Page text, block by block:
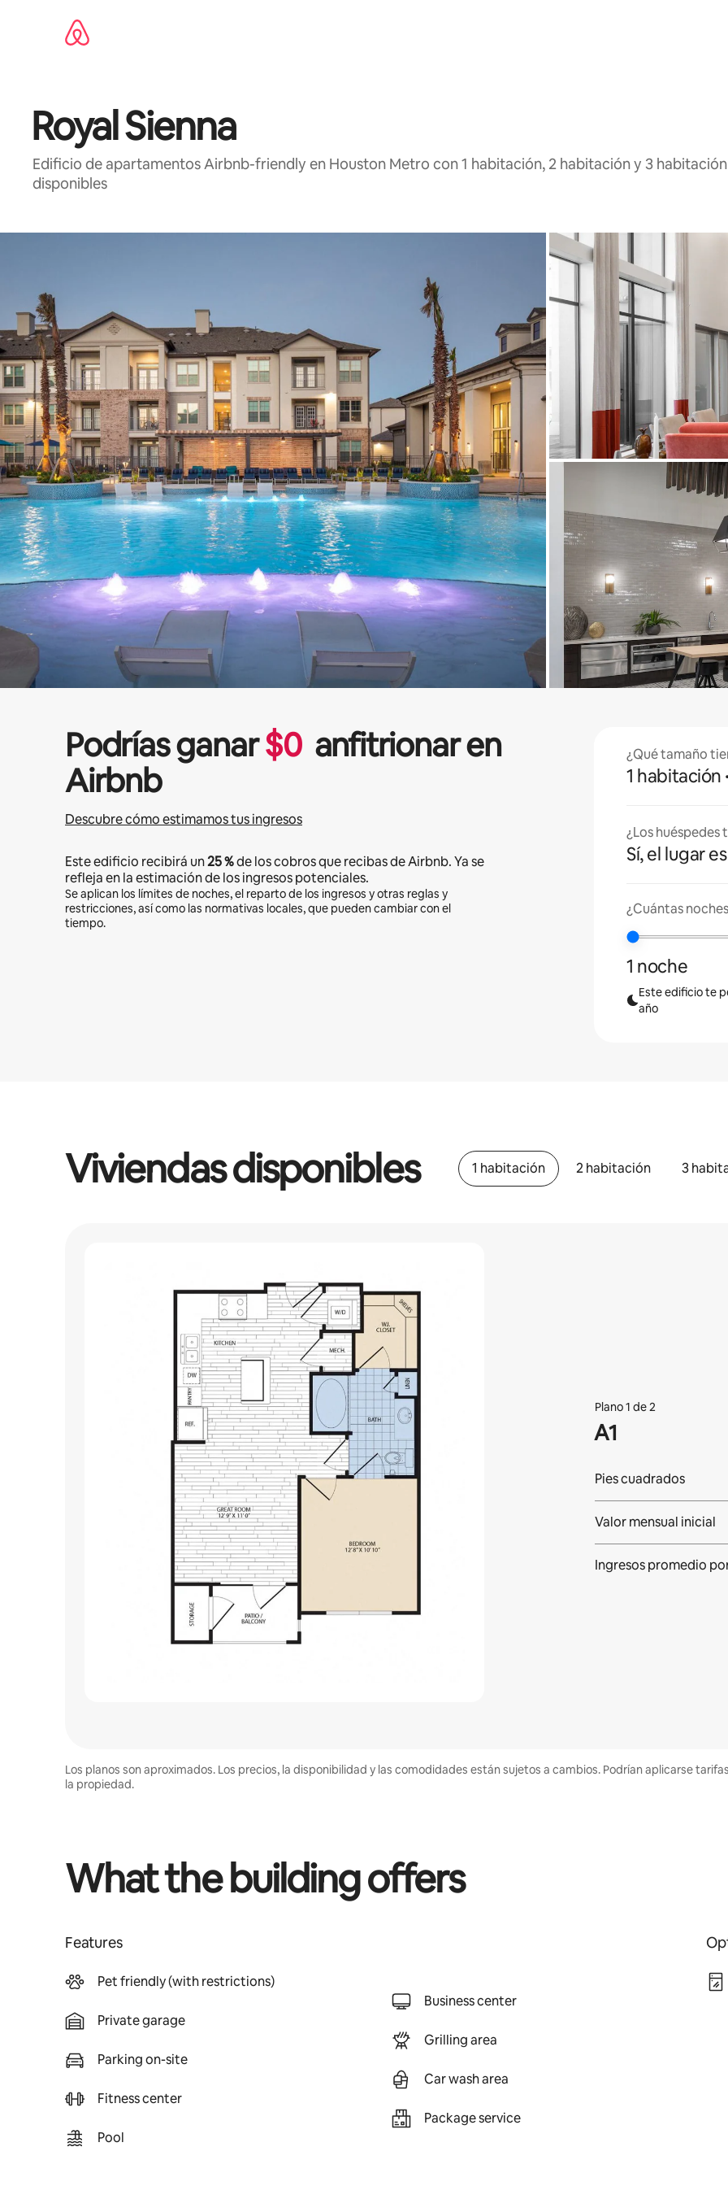
Royal Sienna
Edificio de apartamentos Airbnb-friendly en Houston Metro con 1 habitación, 2 habitación y 3
disponibles
Podrías ganar$0 anfitrionar en
Airbnb
Descubre cómo estimamos tus ingresos
Este edificio recibirá un25 %de los cobros que recibas de Airbnb. Ya se
refleja en la estimación de los ingresos potenciales.
Se aplican los límites de noches, el reparto de los ingresos y otras reglas y
restricciones, así como las normativas locales, que pueden cambiar con el
tiempo.
¿Qué tamaño
1 habitación
¿Los huéspedes
Sí, el lugar
¿Cuántas
1 noche
Este edificio te
año
Viviendas disponibles 1 habitación 2 habitación 3
Plano 1 de 2
A1
Pies cuadrados
Valor mensual inicial
Ingresos promedio
Los planos son aproximados. Los precios, la disponibilidad y las comodidades están sujetos a cambios. Podrían aplicarse
la propiedad.
What the building offers
Features
Pet friendly (with restrictions)
Private garage
Parking on-site
Fitness center
Pool
Business center
Grilling area
Car wash area
Package service